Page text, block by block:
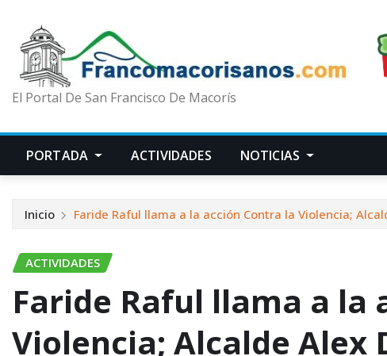
El Portal De San Francisco De Macorís
PORTADA ACTIVIDADES NOTICIAS
Inicio Faride Raful llama a la acción Contra la Violencia;
ACTIVIDADES
Faride Raful llama a la
Violencia; Alcalde Alex